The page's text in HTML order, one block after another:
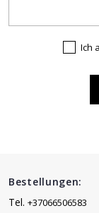
Ich
Bestellungen:
Tel. +37066506583